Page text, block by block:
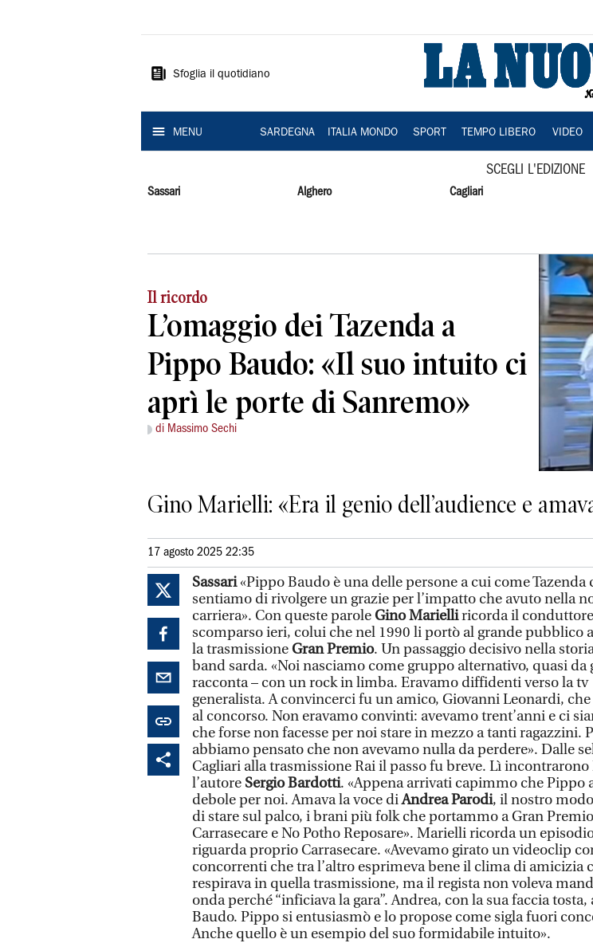
Sardegna
Sfoglia il quotidiano
MENU SARDEGNA ITALIA MONDO SPORT TEMPO LIBERO VIDEO
SCEGLI L'EDIZIONE
Sassari Alghero Cagliari
Il ricordo
L’omaggio dei Tazenda a
Pippo Baudo: «Il suo intuito ci
aprì le porte di Sanremo»
di Massimo Sechi
Gino Marielli: «Era il genio dell’audience e
17 agosto 2025 22:35
Sassari«Pippo Baudo è una delle persone a cui come Tazenda
sentiamo di rivolgere un grazie per l’impatto che avuto nella
carriera». Con queste paroleGino Marielliricorda il conduttore
scomparso ieri, colui che nel 1990 li portò al grande pubblico
la trasmissioneGran Premio. Un passaggio decisivo nella
band sarda. «Noi nasciamo come gruppo alternativo, quasi da
racconta – con un rock in limba. Eravamo diffidenti verso la tv
generalista. A convincerci fu un amico, Giovanni Leonardi,
al concorso. Non eravamo convinti: avevamo trent’anni e ci
che forse non facesse per noi stare in mezzo a tanti ragazzini.
abbiamo pensato che non avevamo nulla da perdere». Dalle
Cagliari alla trasmissione Rai il passo fu breve. Lì incontrarono
l’autore Sergio Bardotti. «Appena arrivati capimmo che Pippo
debole per noi. Amava la voce diAndrea Parodi, il nostro
di stare sul palco, i brani più folk che portammo a Gran
Carrasecare e No Potho Reposare». Marielli ricorda un
riguarda proprio Carrasecare. «Avevamo girato un videoclip
concorrenti che tra l’altro esprimeva bene il clima di amicizia
respirava in quella trasmissione, ma il regista non voleva
onda perché “inficiava la gara”. Andrea, con la sua faccia tosta,
Baudo. Pippo si entusiasmò e lo propose come sigla fuori
Anche quello è un esempio del suo formidabile intuito».